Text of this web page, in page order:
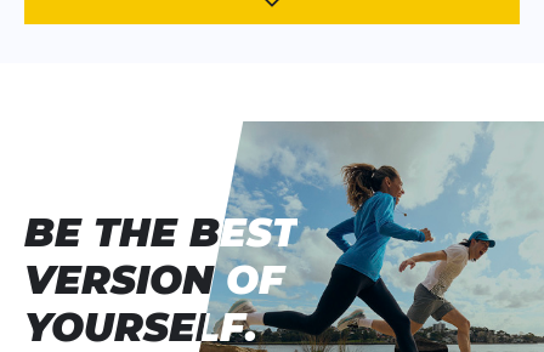
BE THE BEST
VERSION OF
YOURSELF.
BE THE BEST
VERSION OF
YOURSELF.